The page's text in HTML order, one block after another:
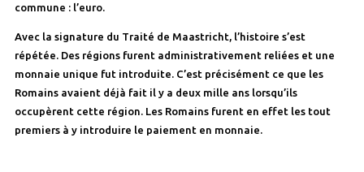
commune : l’euro.
Avec la signature du Traité de Maastricht, l’histoire s’est
répétée. Des régions furent administrativement reliées et une
monnaie unique fut introduite. C’est précisément ce que les
Romains avaient déjà fait il y a deux mille ans lorsqu’ils
occupèrent cette région. Les Romains furent en effet les tout
premiers à y introduire le paiement en monnaie.